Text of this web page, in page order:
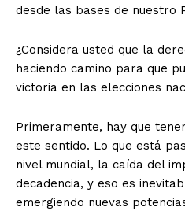
desde las bases de nuestro
¿Considera usted que la
haciendo camino para que
victoria en las elecciones
Primeramente, hay que
este sentido. Lo que está
nivel mundial, la caída del
decadencia, y eso es
emergiendo nuevas